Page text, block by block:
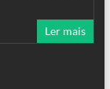
Ler mais